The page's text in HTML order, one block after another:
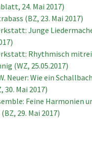
24. Mai 2017)
(BZ, 23. Mai 2017)
Junge
Rhythmisch
(WZ, 25.05.2017)
Neuer: Wie ein
30. Mai 2017)
Feine Harmonien
29. Mai 2017)